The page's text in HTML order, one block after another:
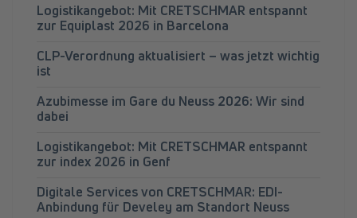
Logistikangebot: Mit CRETSCHMAR entspannt
zur Equiplast 2026 in Barcelona
CLP-Verordnung aktualisiert – was jetzt wichtig
ist
Azubimesse im Gare du Neuss 2026: Wir sind
dabei
Logistikangebot: Mit CRETSCHMAR entspannt
zur index 2026 in Genf
Digitale Services von CRETSCHMAR: EDI-
Anbindung für Develey am Standort Neuss